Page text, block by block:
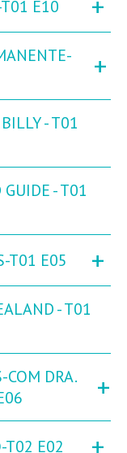
E10
+
- T01
- T01
T01 E05 +
- T01
COM DRA.
+
T02 E02